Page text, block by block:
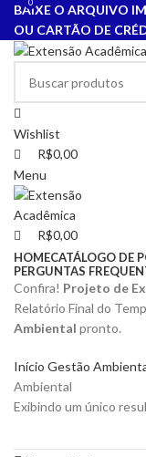
BAIXE O ARQUIVO
OU CARTÃO DE
Wishlist
0
R$0,00
Menu
0
R$0,00
HOMECATÁLOGO DE
PERGUNTAS
Confira! Projeto de
Relatório Final do
Ambiental pronto.
Início Gestão
Ambiental
Exibindo um único